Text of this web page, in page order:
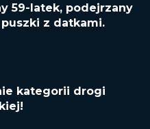
59-latek, podejrzany
z datkami.
kategorii drogi